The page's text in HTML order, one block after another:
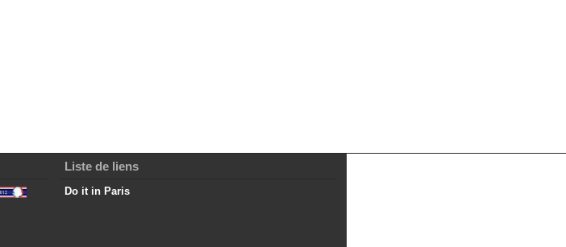
Liste de liens
Do it in Paris